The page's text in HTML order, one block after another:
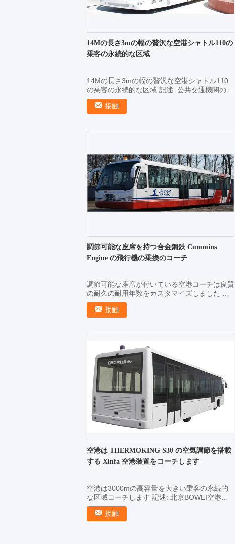
14Mの長さ3mの幅の贅沢な空港シャトル110の
乗客の永続的な区域
14Mの長さ3mの幅の贅沢な空港シャトル110
の乗客の永続的な区域 記述: 公共交通機関の解
決 CIMC-XINFAは公共交通機関で良質をの3つ
の区分を機能する技術開発の最前線の隙間商品
接触
調節可能な座席を持つ合金鋼鉄 Cummins
Engine の飛行機の乗換のコーチ
調節可能な座席が付いている空港コーチは良質
の耐久の耐用年数をカスタマイズしました 記
述: 1.異常な輸送容量 2.高く有効な艦隊管理 3.
最も短い搭乗の時間 4.短い回転半径 5.両側の
接触
空港は THERMOKING S30 の空気調節を搭載
する Xinfa 空港装置をコーチします
空港は3000mの高容量を大きい乗客の永続的
な区域コーチします 記述: 北京BOWEI空港フ
ァシリティ・マネジメントのCo.株式会社（北
京首都国際空港のグループCo.の子会社）によ
接触